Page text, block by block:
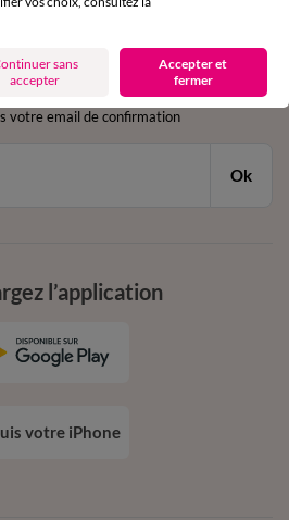
à la newsletter
votre email de confirmation
Ok
l’application
votre iPhone
sans
accepter
Accepter et
fermer